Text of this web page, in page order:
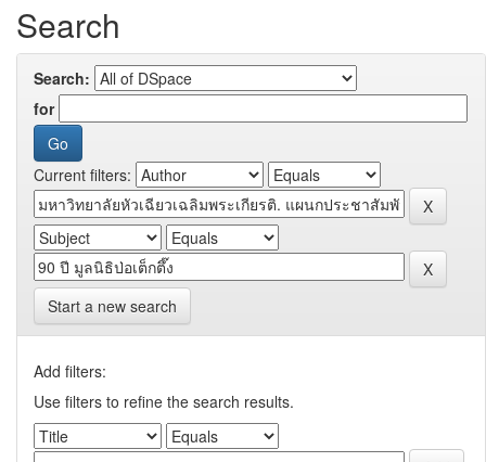
Search
Search:
for
Current filters:
Start a new search
Add filters:
Use filters to refine the search results.